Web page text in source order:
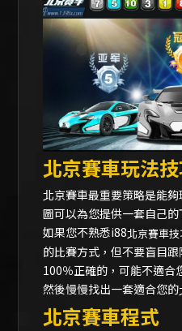
北京賽車玩法
北京賽車最重要策略是能
圖可以為您提供一套自己的
如果您不熟悉i88北京賽車
的比賽方式，但不要盲目
100％正確的，可能不適合
然後慢慢找出一套適合您的
北京賽車程式